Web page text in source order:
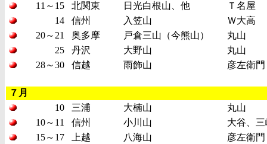
11～15
北関東 日光白根山、他
Ｔ名屋
14
信州 入笠山
Ｗ大高
20～21
奥多摩 戸倉三山（今熊山）
丸山
25
丹沢 大野山
丸山
28～30
信越 雨飾山 彦左衛門
７月
10
三浦 大楠山
丸山
10～11
信州 小川山
大谷、三
15～17
上越 八海山
彦左衛門